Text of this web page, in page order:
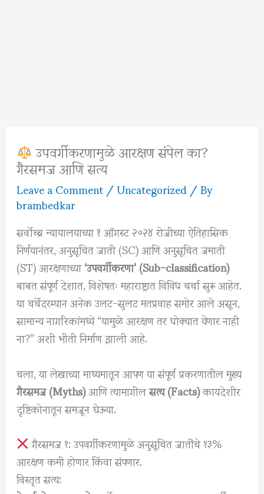
उपवर्गीकरणामुळे आरक्षण संपेल का?
गैरसमज आणि सत्य
Leave a Comment/Uncategorized/ By
brambedkar
सर्वोच्च न्यायालयाच्या १ ऑगस्ट २०२४ रोजीच्या ऐतिहासिक
निर्णयानंतर, अनुसूचित जाती (SC) आणि अनुसूचित जमाती
(ST) आरक्षणाच्या‘उपवर्गीकरणा’ (Sub-classification)
बाबत संपूर्ण देशात, विशेषतः महाराष्ट्रात विविध चर्चा सुरू आहेत.
या चर्चेदरम्यान अनेक उलट-सुलट मतप्रवाह समोर आले असून,
सामान्य नागरिकांमध्ये “यामुळे आरक्षण तर धोक्यात येणार नाही
ना?” अशी भीती निर्माण झाली आहे.
चला, या लेखाच्या माध्यमातून आपण या संपूर्ण प्रकरणातील मुख्य
गैरसमज (Myths)आणि त्यामागीलसत्य (Facts)कायदेशीर
दृष्टिकोनातून समजून घेऊया.
गैरसमज १: उपवर्गीकरणामुळे अनुसूचित जातींचे १३%
आरक्षण कमी होणार किंवा संपणार.
⁠विस्तृत सत्य: